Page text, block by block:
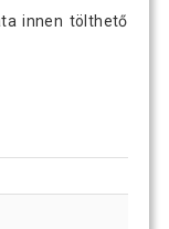
innen tölthető